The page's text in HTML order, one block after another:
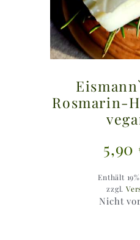
Rosmarin-
5,90
Enthält
zzgl.
Nicht